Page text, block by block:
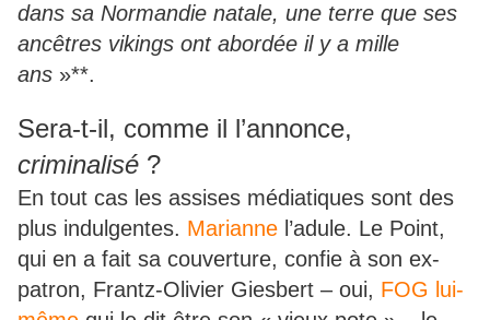
dans sa Normandie natale, une terre que ses
ancêtres vikings ont abordée il y a mille
ans »**.
Sera-t-il, comme il l’annonce,
criminalisé ?
En tout cas les assises médiatiques sont des
plus indulgentes. Marianne l’adule. Le Point,
qui en a fait sa couverture, confie à son ex-
patron, Frantz-Olivier Giesbert – oui, FOG lui-